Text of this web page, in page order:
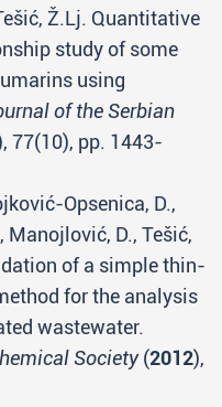
Ž.Lj. Quantitative
study of some
using
of the Serbian
77(10), pp. 1443-
Opsenica, D.,
Manojlović, D., Tešić,
of a simple thin-
for the analysis
wastewater.
Society(2012),